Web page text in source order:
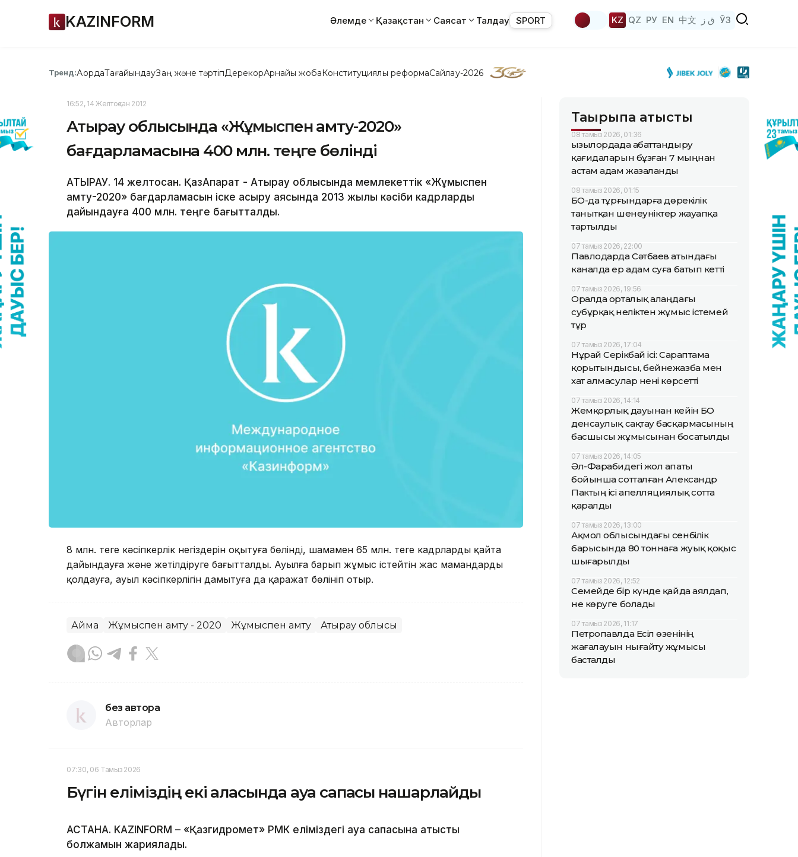
KAZINFORM Әлемде Қазақстан Саясат Талдау SPORT KZ QZ РУ EN 中文 ق ز ЎЗ
Тренд:АқордаТағайындауЗаң және тәртіпДерекқорАрнайы жобаКонституциялық реформаСайлау-2026
16:52, 14 Желтоқсан 2012
Атырау облысында «Жұмыспен қамту-2020»
бағдарламасына 400 млн. теңге бөлінді
АТЫРАУ. 14 желтоқсан. ҚазАқпарат - Атырау облысында мемлекеттік «Жұмыспен
қамту-2020» бағдарламасын іске асыру аясында 2013 жылы кәсіби кадрларды
дайындауға 400 млн. теңге бағытталды.
8 млн. теңге кәсіпкерлік негіздерін оқытуға бөлінді, шамамен 65 млн. теңге кадрларды қайта
дайындауға және жетілдіруге бағытталды. Ауылға барып жұмыс істейтін жас мамандарды
қолдауға, ауыл кәсіпкерлігін дамытуға да қаражат бөлініп отыр.
Аймақ Жұмыспен қамту - 2020 Жұмыспен қамту Атырау облысы
без автора
Авторлар
07:30, 06 Тамыз 2026
Бүгін еліміздің екі қаласында ауа сапасы нашарлайды
АСТАНА. KAZINFORM – «Қазгидромет» РМК еліміздегі ауа сапасына қатысты
болжамын жариялады.
Тақырыпқа қатысты
08 тамыз 2026, 01:36
Қызылордада абаттандыру
қағидаларын бұзған 7 мыңнан
астам адам жазаланды
08 тамыз 2026, 01:15
БҚО-да тұрғындарға дөрекілік
танытқан шенеуніктер жауапқа
тартылды
07 тамыз 2026, 22:00
Павлодарда Сәтбаев атындағы
каналда ер адам суға батып кетті
07 тамыз 2026, 19:56
Оралда орталық алаңдағы
субұрқақ неліктен жұмыс істемей
тұр
07 тамыз 2026, 17:04
Нұрай Серікбай ісі: Сараптама
қорытындысы, бейнежазба мен
хат алмасулар нені көрсетті
07 тамыз 2026, 14:14
Жемқорлық дауынан кейін БҚО
денсаулық сақтау басқармасының
басшысы жұмысынан босатылды
07 тамыз 2026, 14:05
Әл-Фарабидегі жол апаты
бойынша сотталған Александр
Пактың ісі апелляциялық сотта
қаралды
07 тамыз 2026, 13:00
Ақмол облысындағы сенбілік
барысында 80 тоннаға жуық қоқыс
шығарылды
07 тамыз 2026, 12:52
Семейде бір күнде қайда аялдап,
не көруге болады
07 тамыз 2026, 11:17
Петропавлда Есіл өзенінің
жағалауын нығайту жұмысы
басталды